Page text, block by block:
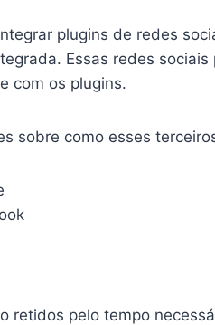
plugins de redes
Essas redes
com os plugins.
sobre como esses
retidos pelo tempo